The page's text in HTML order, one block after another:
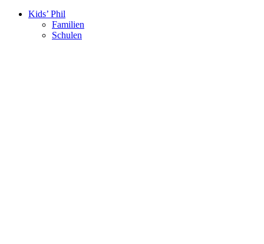
Kids’ Phil
Familien
Schulen